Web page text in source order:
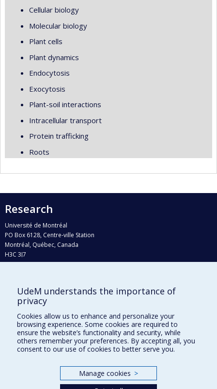
Cellular biology
Molecular biology
Plant cells
Plant dynamics
Endocytosis
Exocytosis
Plant-soil interactions
Intracellular transport
Protein trafficking
Roots
Research
Université de Montréal
PO Box 6128, Centre-ville Station
Montréal, Québec, Canada
H3C 3J7
Who does what?
Find us
Site map
Accessibility
UdeM understands the importance of
privacy
Cookies allow us to enhance and personalize your
browsing experience. Some cookies are required to
ensure the website’s functionality and security, while
others remember your preferences. By accepting all, you
consent to our use of cookies to better serve you.
Manage cookies >